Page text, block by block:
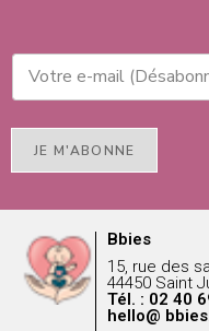
JE M'ABONNE
Bbies
15, rue des
44450 Saint
Tél. : 02 40
hello@